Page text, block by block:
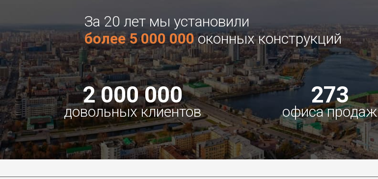
За 20 лет мы установили
более 5 000 000оконных конструкций
2 000 000
довольных клиентов
273
офиса продаж